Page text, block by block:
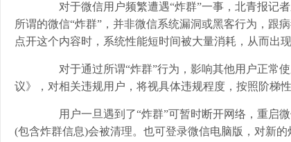
对于微信用户频繁遭遇“炸群”一事，北青报记者
所谓的微信“炸群”，并非微信系统漏洞或黑客行为，跟
点开这个内容时，系统性能短时间被大量消耗，从而出
对于通过所谓“炸群”行为，影响其他用户正常使
议》，对相关违规用户，将视具体违规程度，按照阶梯
用户一旦遇到了“炸群”可暂时断开网络，重启微
(包含炸群信息)会被清理。也可登录微信电脑版，对新